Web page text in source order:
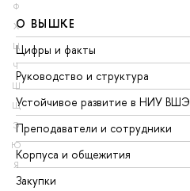
Ф
Х
Ц
Ч
Ш
Щ
Э
Ю
Я
О ВЫШКЕ
Цифры и факты
Руководство и структура
Устойчивое развитие в НИУ ВШЭ
Преподаватели и сотрудники
Корпуса и общежития
Закупки